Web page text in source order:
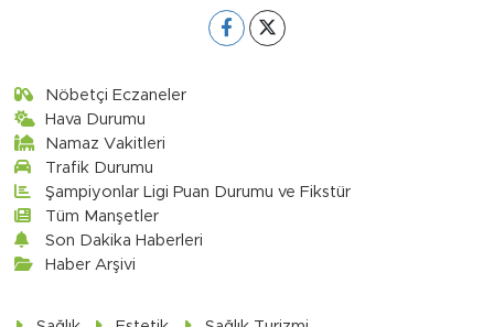
Nöbetçi Eczaneler
Hava Durumu
Namaz Vakitleri
Trafik Durumu
Şampiyonlar Ligi Puan Durumu ve Fikstür
Tüm Manşetler
Son Dakika Haberleri
Haber Arşivi